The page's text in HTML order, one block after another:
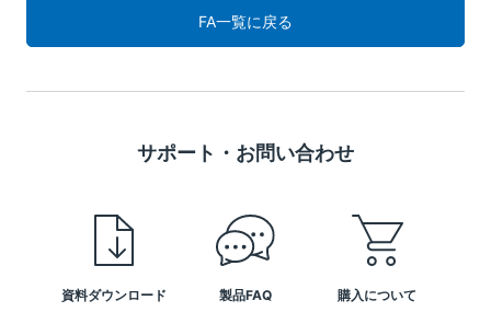
FA一覧に戻る
サポート・お問い合わせ
資料ダウンロード 製品FAQ 購入について